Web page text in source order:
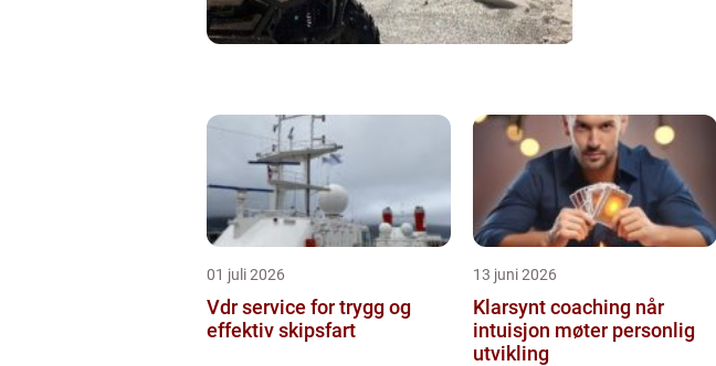
01 juli 2026
Vdr service for trygg og
effektiv skipsfart
13 juni 2026
Klarsynt coaching når
intuisjon møter personlig
utvikling